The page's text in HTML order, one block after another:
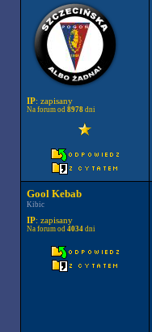
IP: zapisany
Na forum od 8978dni
Gool Kebab
Kibic
IP: zapisany
Na forum od 4034dni